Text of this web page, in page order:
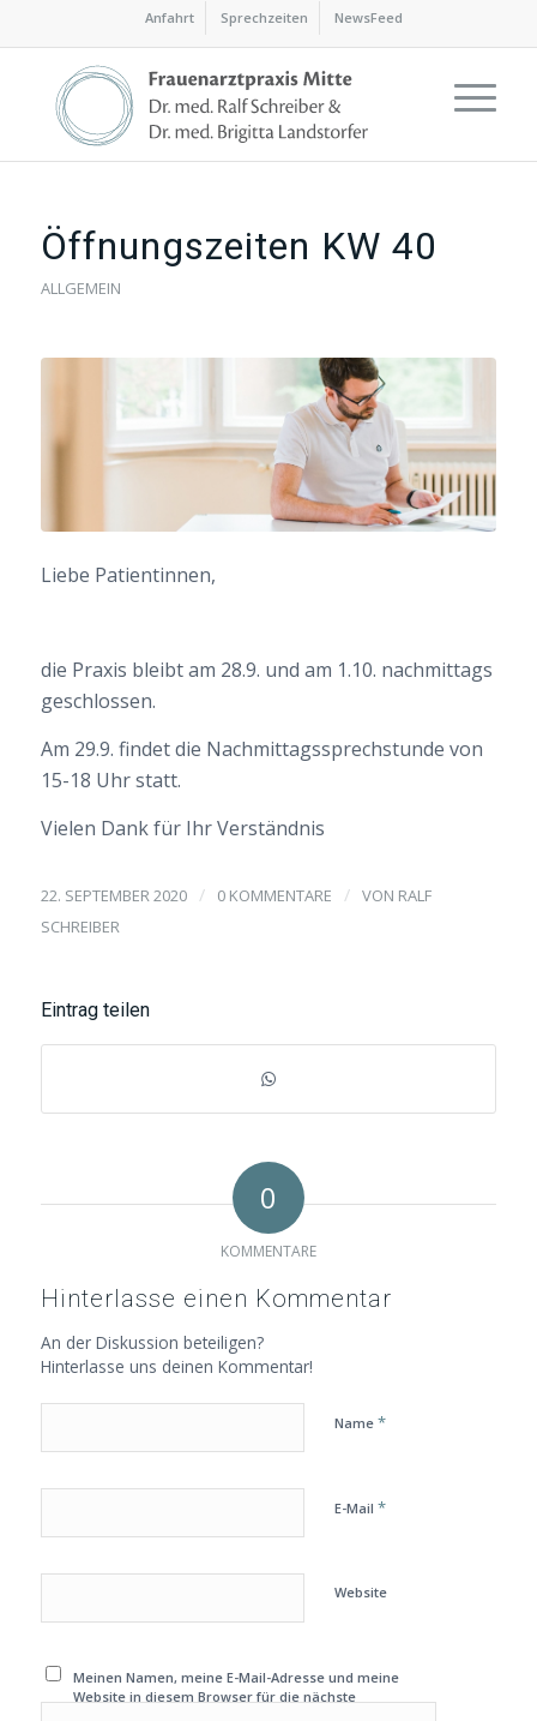
Anfahrt Sprechzeiten NewsFeed
Öffnungszeiten KW 40
ALLGEMEIN
Liebe Patientinnen,
die Praxis bleibt am 28.9. und am 1.10. nachmittags
geschlossen.
Am 29.9. findet die Nachmittagssprechstunde von
15-18 Uhr statt.
Vielen Dank für Ihr Verständnis
22. SEPTEMBER 2020 / 0 KOMMENTARE / VON RALF
SCHREIBER
Eintrag teilen
0
KOMMENTARE
Hinterlasse einen Kommentar
An der Diskussion beteiligen?
Hinterlasse uns deinen Kommentar!
Name *
E-Mail *
Website
Meinen Namen, meine E-Mail-Adresse und meine
Website in diesem Browser für die nächste